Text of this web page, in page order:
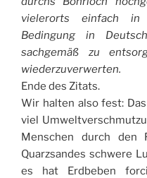
vielerorts einfach in
Bedingung in
sachgemäß zu
wiederzuverwerten.
Ende des Zitats.
Wir halten also fest:
viel
Menschen durch den
Quarzsandes schwere
es hat Erdbeben